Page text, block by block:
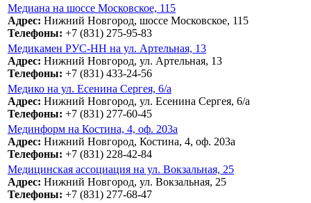
Медиана на шоссе Московское, 115
Адрес: Нижний Новгород, шоссе Московское, 115
Телефоны: +7 (831) 275-95-83
Медикамен РУС-НН на ул. Артельная, 13
Адрес: Нижний Новгород, ул. Артельная, 13
Телефоны: +7 (831) 433-24-56
Медико на ул. Есенина Сергея, 6/а
Адрес: Нижний Новгород, ул. Есенина Сергея, 6/а
Телефоны: +7 (831) 277-60-45
Мединформ на Костина, 4, оф. 203а
Адрес: Нижний Новгород, Костина, 4, оф. 203а
Телефоны: +7 (831) 228-42-84
Медицинская ассоциация на ул. Вокзальная, 25
Адрес: Нижний Новгород, ул. Вокзальная, 25
Телефоны: +7 (831) 277-68-47